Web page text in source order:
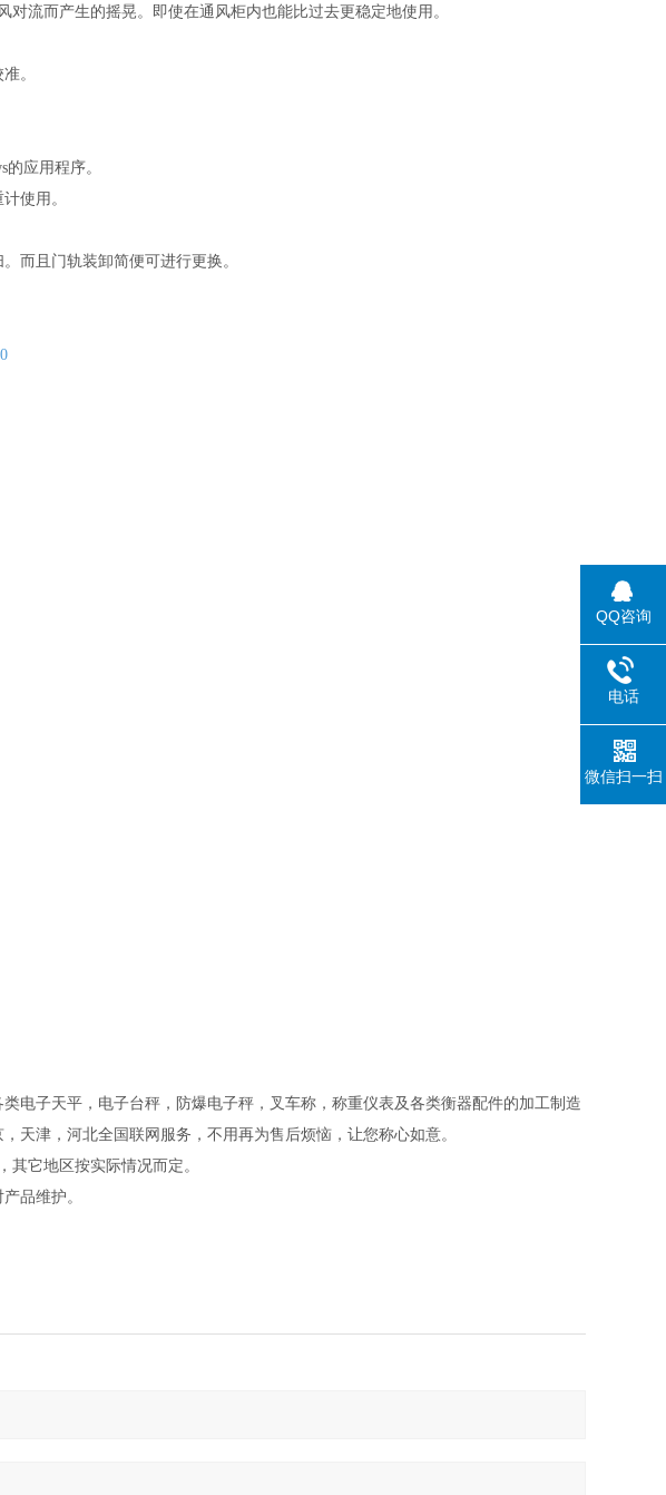
流而产生的摇晃。即使在通风柜内也能比过去更稳定地使用。
。
应用程序。
使用。
而且门轨装卸简便可进行更换。
电子天平，电子台秤，防爆电子秤，叉车称，称重仪表及各类衡器配件的加工制造
天津，河北全国联网服务，不用再为售后烦恼，让您称心如意。
其它地区按实际情况而定。
品维护。
QQ咨询
电话
微信扫一扫